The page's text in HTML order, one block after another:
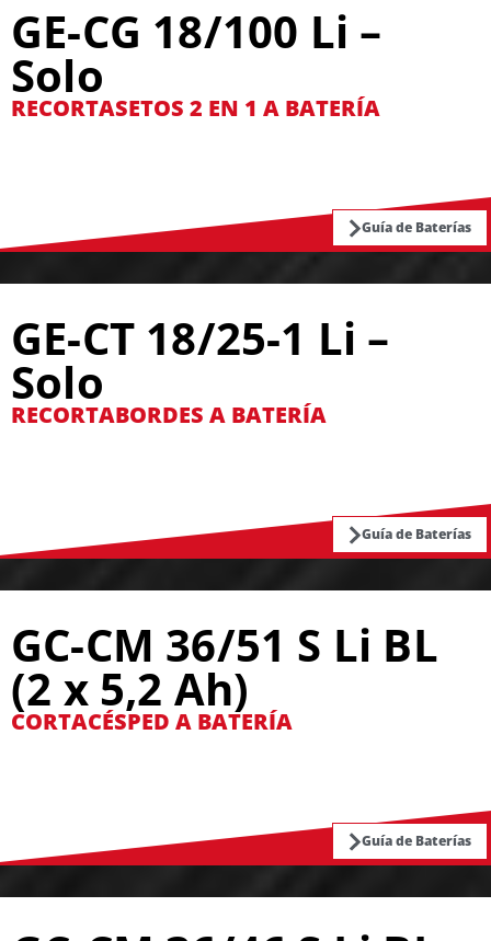
GE-CG 18/100 Li –
Solo
RECORTASETOS 2 EN 1 A BATERÍA
Guía de Baterías
GE-CT 18/25-1 Li –
Solo
RECORTABORDES A BATERÍA
Guía de Baterías
GC-CM 36/51 S Li BL
(2 x 5,2 Ah)
CORTACÉSPED A BATERÍA
Guía de Baterías